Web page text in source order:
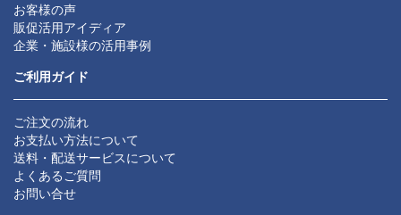
お客様の声
販促活用アイディア
企業・施設様の活用事例
ご利用ガイド
ご注文の流れ
お支払い方法について
送料・配送サービスについて
よくあるご質問
お問い合せ